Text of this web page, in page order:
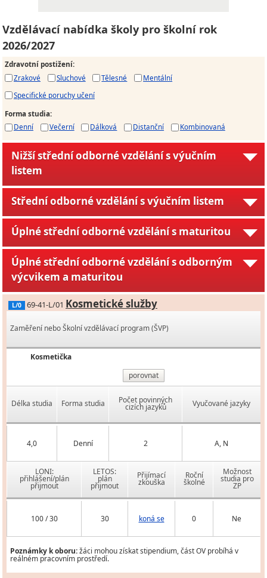
Vzdělávací nabídka školy pro školní rok
2026/2027
Zdravotní postižení:
Zrakové
Sluchové Tělesné
Mentální
Specifické poruchy učení
Forma studia:
Denní
Večerní Dálková Distanční Kombinovaná
Nižší střední odborné vzdělání s výučním
listem
Střední odborné vzdělání s výučním listem
Úplné střední odborné vzdělání s maturitou
Úplné střední odborné vzdělání s odborným
výcvikem a maturitou
L/0 69-41-L/01 Kosmetické služby
Zaměření nebo Školní vzdělávací program (ŠVP)
Kosmetička
porovnat
Délka studia Forma studia Počet povinných
cizích jazyků Vyučované jazyky
4,0 Denní 2 A, N
LONI:
přihlášení/plán
přijmout
LETOS:
plán
přijmout
Přijímací
zkouška
Roční
školné
Možnost
studia pro
ZP
100 / 30 30 koná se 0 Ne
Poznámky k oboru:žáci mohou získat stipendium, část OV probíhá v
reálném pracovním prostředí.